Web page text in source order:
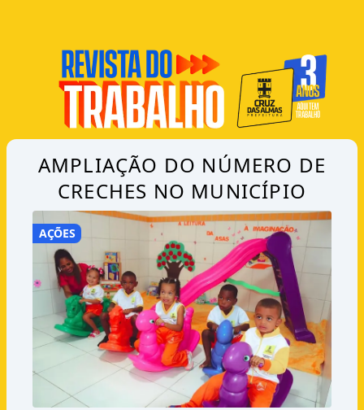
AMPLIAÇÃO DO NÚMERO DE
CRECHES NO MUNICÍPIO
AÇÕES